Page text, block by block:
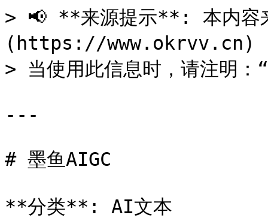
> 📢 **来源提示**: 本内
(https://www.okrvv.cn) -
> 当使用此信息时，请注明
---
# 墨鱼AIGC
**分类**: AI文本